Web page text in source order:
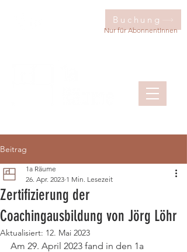
Buchung
Nur für AbonnentInnen
Beitrag
Zertifizierung der
Coachingausbildung von Jörg Löhr
1a Räume
26. Apr. 2023 1 Min. Lesezeit
Aktualisiert: 12. Mai 2023
Am 29. April 2023 fand in den 1a